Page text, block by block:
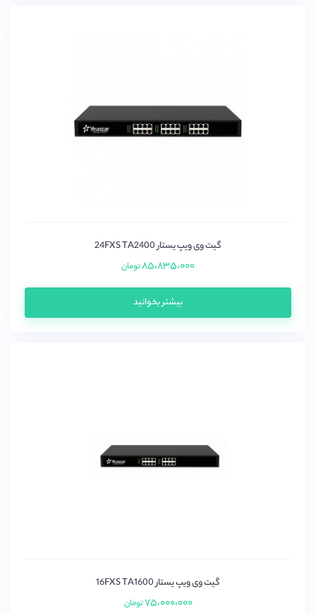
گیت وی ویپ یستار 24FXS TA2400
۸۵،۸۳۵،۰۰۰تومان
بیشتر بخوانید
گیت وی ویپ یستار 16FXS TA1600
۷۵،۰۰۰،۰۰۰تومان